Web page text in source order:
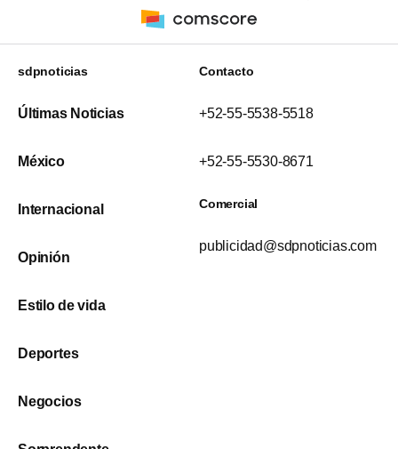
sdpnoticias
Últimas Noticias
México
Internacional
Opinión
Estilo de vida
Deportes
Negocios
Contacto
+52-55-5538-5518
+52-55-5530-8671
Comercial
publicidad@sdpnoticias.com